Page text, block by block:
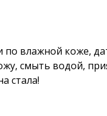
по влажной коже,
смыть водой,
стала!